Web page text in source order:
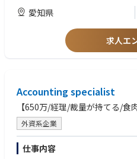
まずは東南アジア担当として、タイ
業支援、営業活動を行っていただき
での経験も積み、将来的には工作機
国内出張が年1～2回程度、海外出張
●職場環境
・若手社員から経験豊富なベテラン
います。
・風通しが良く、助け合いながら仕
る成長事業です。
●必要な知識・経験・資格（MUST）
•中国語ネイティブレベルの語学力を
• B to Bビジネスの営業経験
●求める知識・経験・資格（WANT）
●望ましい前職・現職の勤務先、業界
・工作機械業界
・生産財（製造工場で使われる機器
・機械商社や販売代理店
愛知県
求人エ
Accounting specialist
【650万/経理/裁量が持てる/食
外資系企業
仕事内容